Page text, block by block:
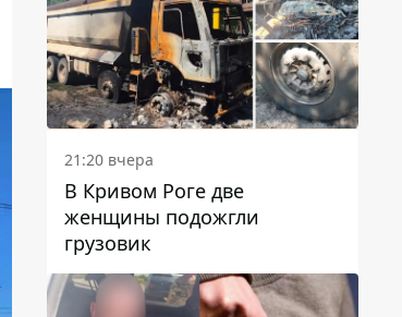
21:20 вчера
В Кривом Роге две
женщины подожгли
грузовик